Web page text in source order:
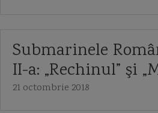
Submarinele
II-a: „Rechinul” şi
21 octombrie 2018